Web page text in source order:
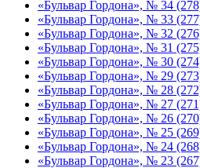
«Бульвар Гордона», № 34
«Бульвар Гордона», № 33
«Бульвар Гордона», № 32
«Бульвар Гордона», № 31
«Бульвар Гордона», № 30
«Бульвар Гордона», № 29
«Бульвар Гордона», № 28
«Бульвар Гордона», № 27
«Бульвар Гордона», № 26
«Бульвар Гордона», № 25
«Бульвар Гордона», № 24
«Бульвар Гордона», № 23